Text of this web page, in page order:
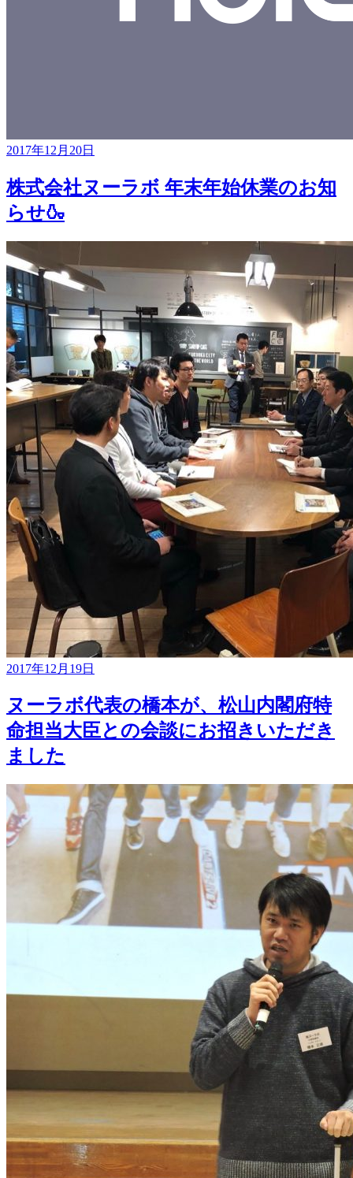
2017年12月20日
株式会社ヌーラボ 年末年始休業のお知
らせ🍶
2017年12月19日
ヌーラボ代表の橋本が、松山内閣府特
命担当大臣との会談にお招きいただき
ました